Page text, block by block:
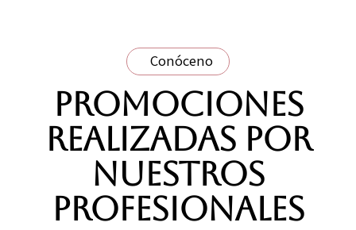
Conócenos · Conócenos
Promociones
realizadas por
nuestros
profesionales